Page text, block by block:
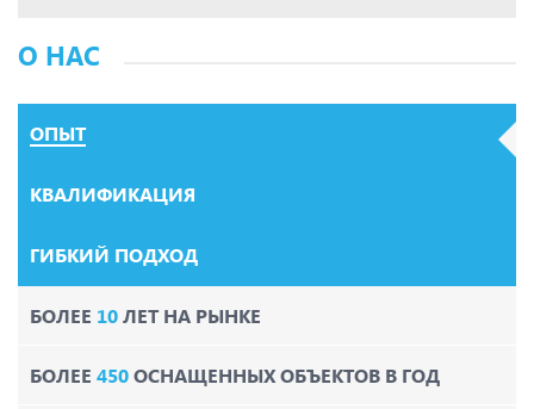
О НАС
ОПЫТ
КВАЛИФИКАЦИЯ
ГИБКИЙ ПОДХОД
БОЛЕЕ 10ЛЕТ НА РЫНКЕ
БОЛЕЕ 450ОСНАЩЕННЫХ ОБЪЕКТОВ В ГОД